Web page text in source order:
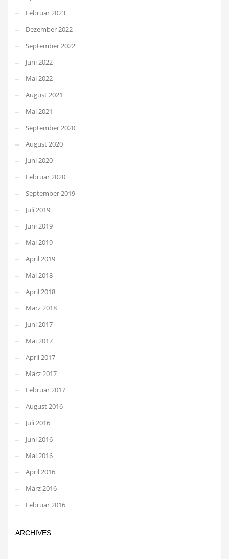
Februar 2023
Dezember 2022
September 2022
Juni 2022
Mai 2022
August 2021
Mai 2021
September 2020
August 2020
Juni 2020
Februar 2020
September 2019
Juli 2019
Juni 2019
Mai 2019
April 2019
Mai 2018
April 2018
März 2018
Juni 2017
Mai 2017
April 2017
März 2017
Februar 2017
August 2016
Juli 2016
Juni 2016
Mai 2016
April 2016
März 2016
Februar 2016
ARCHIVES